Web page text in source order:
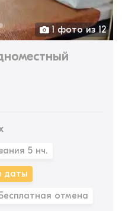
1 фото из 12
5 нч.
даты
Бесплатная отмена